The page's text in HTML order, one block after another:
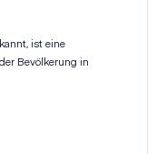
ist eine
Bevölkerung in